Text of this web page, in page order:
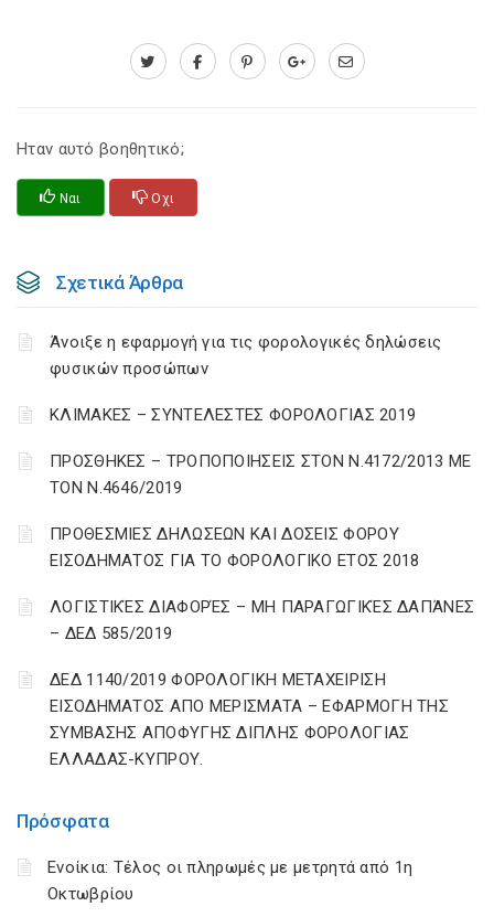
Πρόσφατα
Ενοίκια: Τέλος οι πληρωμές με μετρητά από 1η
Οκτωβρίου
Ηταν αυτό βοηθητικό;
Ναι Οχι
Σχετικά Άρθρα
Άνοιξε η εφαρμογή για τις φορολογικές δηλώσεις
φυσικών προσώπων
ΚΛΙΜΑΚΕΣ – ΣΥΝΤΕΛΕΣΤΕΣ ΦΟΡΟΛΟΓΙΑΣ 2019
ΠΡΟΣΘΗΚΕΣ – ΤΡΟΠΟΠΟΙΗΣΕΙΣ ΣΤΟΝ Ν.4172/2013 ΜΕ
ΤΟΝ Ν.4646/2019
ΠΡΟΘΕΣΜΙΕΣ ΔΗΛΩΣΕΩΝ ΚΑΙ ΔΟΣΕΙΣ ΦΟΡΟΥ
ΕΙΣΟΔΗΜΑΤΟΣ ΓΙΑ ΤΟ ΦΟΡΟΛΟΓΙΚΟ ΕΤΟΣ 2018
ΛΟΓΙΣΤΙΚΈΣ ΔΙΑΦΟΡΈΣ – ΜΗ ΠΑΡΑΓΩΓΙΚΈΣ ΔΑΠΆΝΕΣ
– ΔΕΔ 585/2019
ΔΕΔ 1140/2019 ΦΟΡΟΛΟΓΙΚΗ ΜΕΤΑΧΕΙΡΙΣΗ
ΕΙΣΟΔΗΜΑΤΟΣ ΑΠΟ ΜΕΡΙΣΜΑΤΑ – ΕΦΑΡΜΟΓΗ ΤΗΣ
ΣΥΜΒΑΣΗΣ ΑΠΟΦΥΓΗΣ ΔΙΠΛΗΣ ΦΟΡΟΛΟΓΙΑΣ
ΕΛΛΑΔΑΣ-ΚΥΠΡΟΥ.